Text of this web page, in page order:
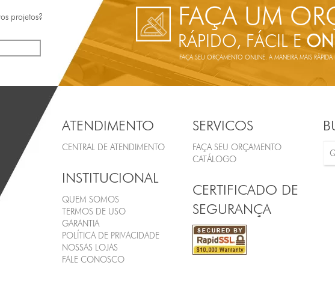
projetos?
FAÇA UM
RÁPIDO, FÁCIL E
FAÇA SEU ORÇAMENTO ONLINE. A MANEIRA MAIS RÁPIDA
ATENDIMENTO
CENTRAL DE ATENDIMENTO
INSTITUCIONAL
QUEM SOMOS
TERMOS DE USO
GARANTIA
POLÍTICA DE PRIVACIDADE
NOSSAS LOJAS
FALE CONOSCO
SERVICOS
FAÇA SEU ORÇAMENTO
CATÁLOGO
CERTIFICADO DE
SEGURANÇA